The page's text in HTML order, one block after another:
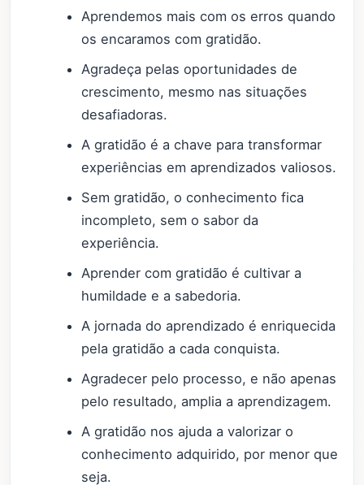
Aprendemos mais com os erros quando
os encaramos com gratidão.
Agradeça pelas oportunidades de
crescimento, mesmo nas situações
desafiadoras.
A gratidão é a chave para transformar
experiências em aprendizados valiosos.
Sem gratidão, o conhecimento fica
incompleto, sem o sabor da
experiência.
Aprender com gratidão é cultivar a
humildade e a sabedoria.
A jornada do aprendizado é enriquecida
pela gratidão a cada conquista.
Agradecer pelo processo, e não apenas
pelo resultado, amplia a aprendizagem.
A gratidão nos ajuda a valorizar o
conhecimento adquirido, por menor que
seja.